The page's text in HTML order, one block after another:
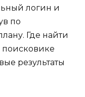
логин и
по
Где найти
поисковике
результаты